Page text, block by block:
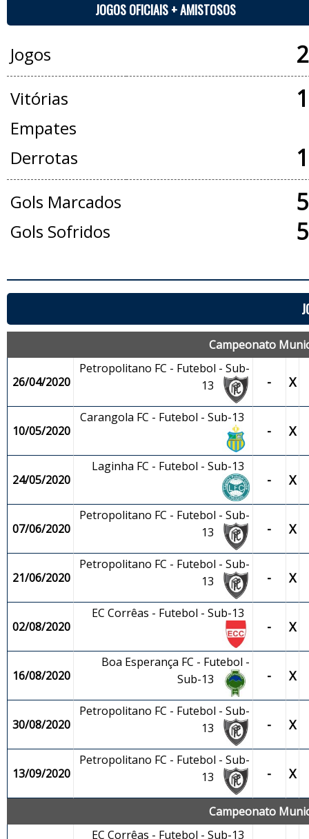
JOGOS OFICIAIS + AMISTOSOS
Jogos
Vitórias
Empates
Derrotas
Gols Marcados
Gols Sofridos
Campeonato
26/04/2020
Petropolitano FC - Futebol - Sub-
13
- X
10/05/2020
Carangola FC - Futebol - Sub-13
- X
24/05/2020
Laginha FC - Futebol - Sub-13
- X
07/06/2020
Petropolitano FC - Futebol - Sub-
13
- X
21/06/2020
Petropolitano FC - Futebol - Sub-
13
- X
02/08/2020
EC Corrêas - Futebol - Sub-13
- X
16/08/2020
Boa Esperança FC - Futebol -
Sub-13
- X
30/08/2020
Petropolitano FC - Futebol - Sub-
13
- X
13/09/2020
Petropolitano FC - Futebol - Sub-
13
- X
Campeonato
EC Corrêas - Futebol - Sub-13